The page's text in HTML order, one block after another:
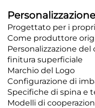
Progettato per i
Come produttore
Personalizzazione del
finitura superficiale
Marchio del Logo
Configurazione di
Specifiche di spina e
Modelli di